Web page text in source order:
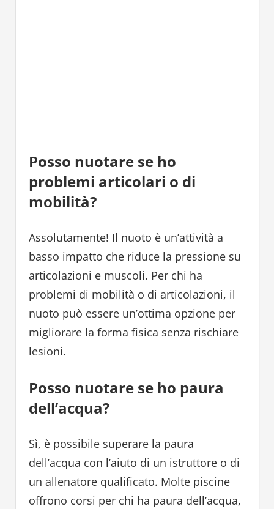
Posso nuotare se ho
problemi articolari o di
mobilità?
Assolutamente! Il nuoto è un’attività a
basso impatto che riduce la pressione su
articolazioni e muscoli. Per chi ha
problemi di mobilità o di articolazioni, il
nuoto può essere un’ottima opzione per
migliorare la forma fisica senza rischiare
lesioni.
Posso nuotare se ho paura
dell’acqua?
Sì, è possibile superare la paura
dell’acqua con l’aiuto di un istruttore o di
un allenatore qualificato. Molte piscine
offrono corsi per chi ha paura dell’acqua,